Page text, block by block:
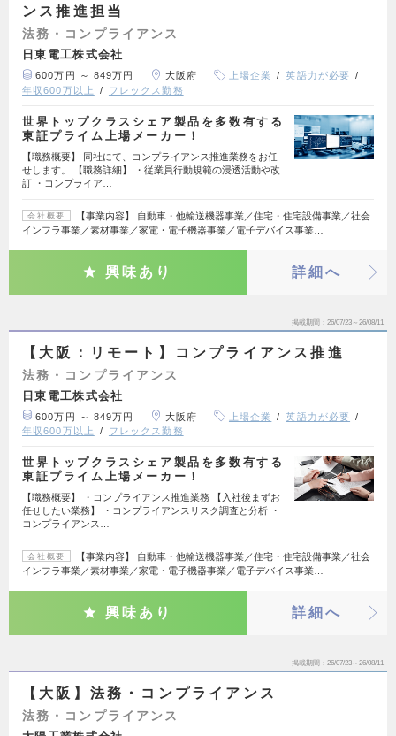
ンス推進担当
法務・コンプライアンス
日東電工株式会社
600万円 ～ 849万円 大阪府 上場企業
英語力が必要
年収600万以上
フレックス勤務
世界トップクラスシェア製品を多数有する
東証プライム上場メーカー！
【職務概要】 同社にて、コンプライアンス推進業務をお任
せします。 【職務詳細】 ・従業員行動規範の浸透活動や改
訂 ・コンプライア…
会社概要
【事業内容】 自動車・他輸送機器事業／住宅・住宅設備事業／社会
インフラ事業／素材事業／家電・電子機器事業／電子デバイス事業…
興味あり 詳細へ
掲載期間 26/07/23～26/08/11
【大阪：リモート】コンプライアンス推進
法務・コンプライアンス
日東電工株式会社
600万円 ～ 849万円 大阪府 上場企業
英語力が必要
年収600万以上
フレックス勤務
世界トップクラスシェア製品を多数有する
東証プライム上場メーカー！
【職務概要】 ・コンプライアンス推進業務 【入社後まずお
任せしたい業務】 ・コンプライアンスリスク調査と分析 ・
コンプライアンス…
会社概要
【事業内容】 自動車・他輸送機器事業／住宅・住宅設備事業／社会
インフラ事業／素材事業／家電・電子機器事業／電子デバイス事業…
興味あり 詳細へ
掲載期間 26/07/23～26/08/11
【大阪】法務・コンプライアンス
法務・コンプライアンス